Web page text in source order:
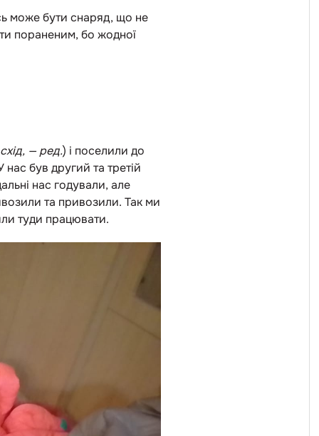
може бути снаряд, що не
пораненим, бо жодної
— ред.) і поселили до
був другий та третій
нас годували, але
та привозили. Так ми
туди працювати.